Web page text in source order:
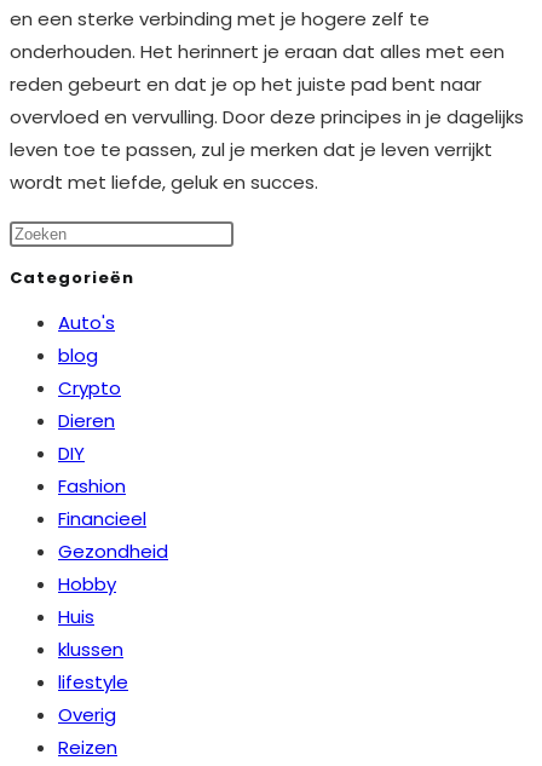
en een sterke verbinding met je hogere zelf te
onderhouden. Het herinnert je eraan dat alles met een
reden gebeurt en dat je op het juiste pad bent naar
overvloed en vervulling. Door deze principes in je dagelijks
leven toe te passen, zul je merken dat je leven verrijkt
wordt met liefde, geluk en succes.
Categorieën
Auto's
blog
Crypto
Dieren
DIY
Fashion
Financieel
Gezondheid
Hobby
Huis
klussen
lifestyle
Overig
Reizen